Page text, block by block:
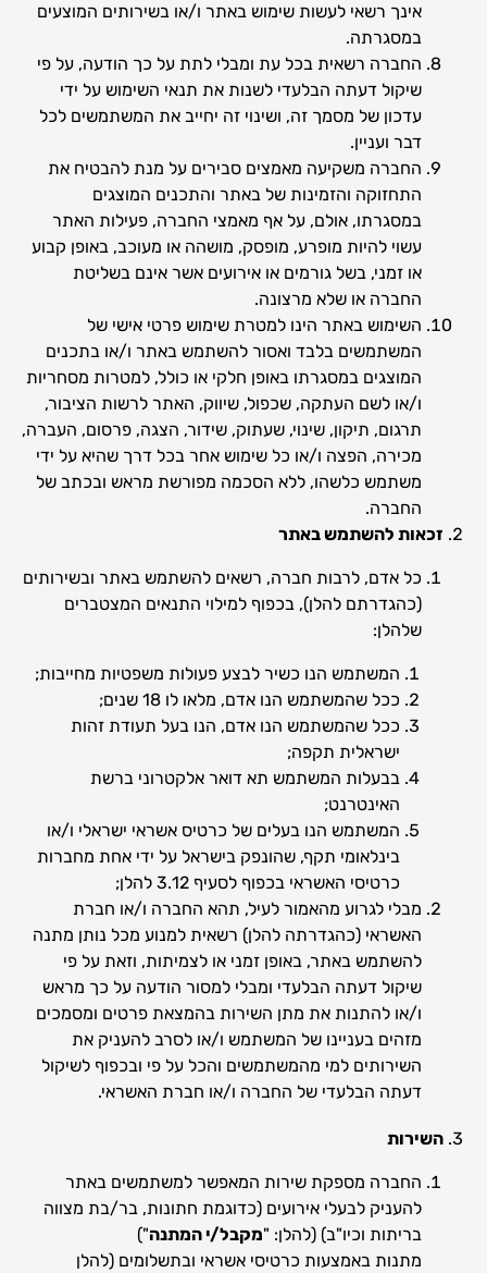
אינך רשאי לעשות שימוש באתר ו/או בשירותים המוצעים
במסגרתה.
החברה רשאית בכל עת ומבלי לתת על כך הודעה, על פי
שיקול דעתה הבלעדי לשנות את תנאי השימוש על ידי
עדכון של מסמך זה, ושינוי זה יחייב את המשתמשים לכל
דבר ועניין.
החברה משקיעה מאמצים סבירים על מנת להבטיח את
התחזוקה והזמינות של באתר והתכנים המוצגים
במסגרתו, אולם, על אף מאמצי החברה, פעילות האתר
עשוי להיות מופרע, מופסק, מושהה או מעוכב, באופן קבוע
או זמני, בשל גורמים או אירועים אשר אינם בשליטת
החברה או שלא מרצונה.
השימוש באתר הינו למטרת שימוש פרטי אישי של
המשתמשים בלבד ואסור להשתמש באתר ו/או בתכנים
המוצגים במסגרתו באופן חלקי או כולל, למטרות מסחריות
ו/או לשם העתקה, שכפול, שיווק, האתר לרשות הציבור,
תרגום, תיקון, שינוי, שעתוק, שידור, הצגה, פרסום, העברה,
מכירה, הפצה ו/או כל שימוש אחר בכל דרך שהיא על ידי
משתמש כלשהו, ללא הסכמה מפורשת מראש ובכתב של
החברה.
זכאות להשתמש באתר
כל אדם, לרבות חברה, רשאים להשתמש באתר ובשירותים
(כהגדרתם להלן), בכפוף למילוי התנאים המצטברים
שלהלן:
המשתמש הנו כשיר לבצע פעולות משפטיות מחייבות;
ככל שהמשתמש הנו אדם, מלאו לו 18 שנים;
ככל שהמשתמש הנו אדם, הנו בעל תעודת זהות
ישראלית תקפה;
בבעלות המשתמש תא דואר אלקטרוני ברשת
האינטרנט;
המשתמש הנו בעלים של כרטיס אשראי ישראלי ו/או
בינלאומי תקף, שהונפק בישראל על ידי אחת מחברות
כרטיסי האשראי בכפוף לסעיף 3.12 להלן;
מבלי לגרוע מהאמור לעיל, תהא החברה ו/או חברת
האשראי (כהגדרתה להלן) רשאית למנוע מכל נותן מתנה
להשתמש באתר, באופן זמני או לצמיתות, וזאת על פי
שיקול דעתה הבלעדי ומבלי למסור הודעה על כך מראש
ו/או להתנות את מתן השירות בהמצאת פרטים ומסמכים
מזהים בעניינו של המשתמש ו/או לסרב להעניק את
השירותים למי מהמשתמשים והכל על פי ובכפוף לשיקול
דעתה הבלעדי של החברה ו/או חברת האשראי.
השירות
החברה מספקת שירות המאפשר למשתמשים באתר
להעניק לבעלי אירועים (כדוגמת חתונות, בר/בת מצווה
בריתות וכיו"ב) (להלן: "מקבל/י המתנה")
מתנות באמצעות כרטיסי אשראי ובתשלומים (להלן